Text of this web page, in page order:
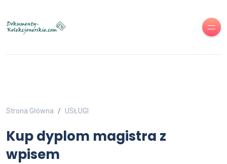
Strona Główna USŁUGI
Kup dyplom magistra z
wpisem